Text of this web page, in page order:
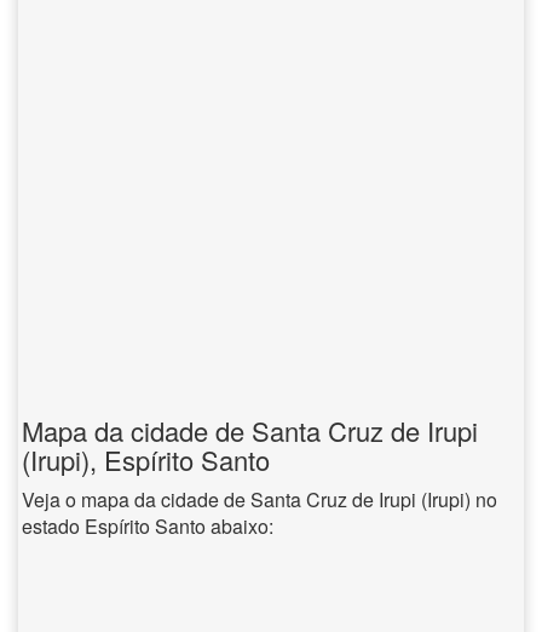
Mapa da cidade de Santa Cruz de Irupi
(Irupi), Espírito Santo
Veja o mapa da cidade de Santa Cruz de Irupi (Irupi) no
estado Espírito Santo abaixo: